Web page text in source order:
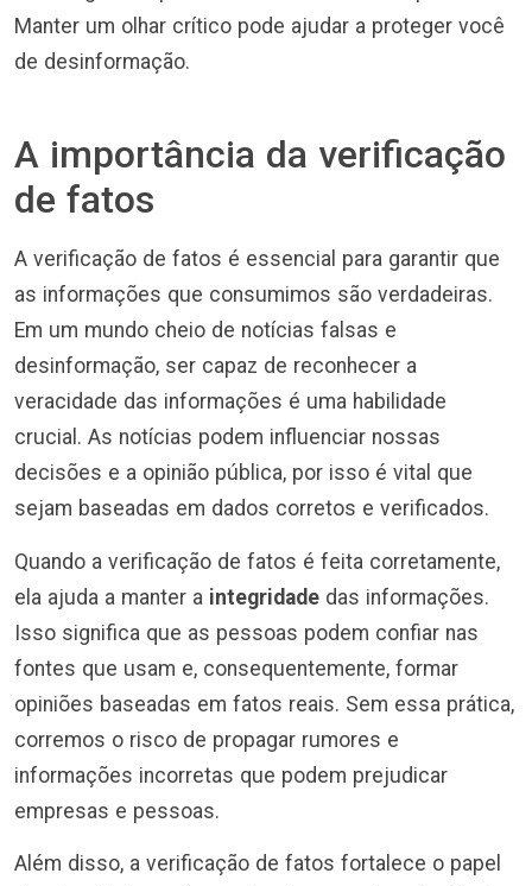
Manter um olhar crítico pode ajudar a proteger você
de desinformação.
A importância da verificação
de fatos
A verificação de fatos é essencial para garantir que
as informações que consumimos são verdadeiras.
Em um mundo cheio de notícias falsas e
desinformação, ser capaz de reconhecer a
veracidade das informações é uma habilidade
crucial. As notícias podem influenciar nossas
decisões e a opinião pública, por isso é vital que
sejam baseadas em dados corretos e verificados.
Quando a verificação de fatos é feita corretamente,
ela ajuda a manter a integridade das informações.
Isso significa que as pessoas podem confiar nas
fontes que usam e, consequentemente, formar
opiniões baseadas em fatos reais. Sem essa prática,
corremos o risco de propagar rumores e
informações incorretas que podem prejudicar
empresas e pessoas.
Além disso, a verificação de fatos fortalece o papel